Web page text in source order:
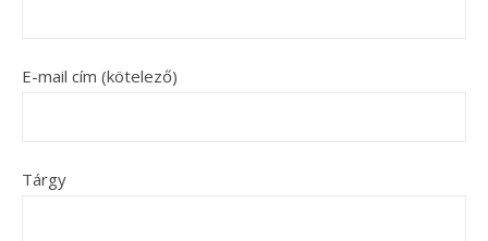
E-mail cím (kötelező)
Tárgy